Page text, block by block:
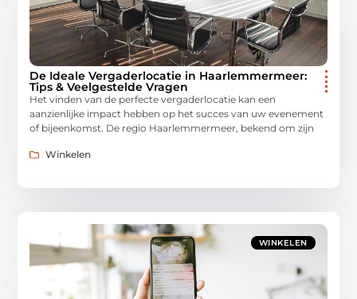
De Ideale Vergaderlocatie in Haarlemmermeer:
Tips & Veelgestelde Vragen
Het vinden van de perfecte vergaderlocatie kan een
aanzienlijke impact hebben op het succes van uw evenement
of bijeenkomst. De regio Haarlemmermeer, bekend om zijn
Winkelen
WINKELEN